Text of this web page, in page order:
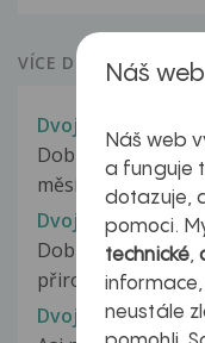
VÍCE DOTAZŮ Z
Dvojení nehtů u
Dobrý den, mám
měsícem začaly
Dvojí vidění
Dobrý den, jsem
přirozenou
Dvojí vidění
Náš
Náš web
a funguje
dotazuje,
pomoci.
technické,
neustále